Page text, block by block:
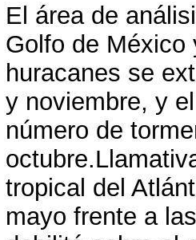
El área de
Golfo de México
huracanes se
y noviembre, y
número de
tropical del
mayo frente a